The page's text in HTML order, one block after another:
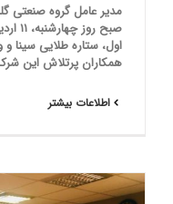
مدیر عامل گروه صنعتی
اول، ستاره طلایی سینا و
همکاران پرتلاش این
اطلاعات بیشتر